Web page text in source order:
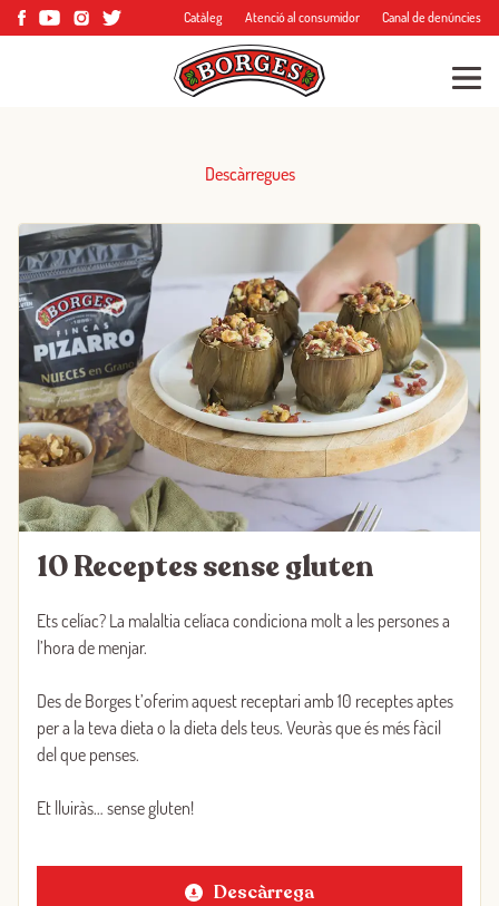
Catàleg Atenció al consumidor Canal de denúncies
Descàrregues
10 Receptes sense gluten
Ets celíac? La malaltia celíaca condiciona molt a les persones a
l’hora de menjar.
Des de Borges t’oferim aquest receptari amb 10 receptes aptes
per a la teva dieta o la dieta dels teus. Veuràs que és més fàcil
del que penses.
Et lluiràs… sense gluten!
Descàrrega